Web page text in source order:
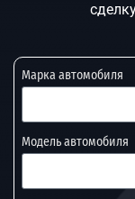
Марка автомобиля
Модель автомобиля